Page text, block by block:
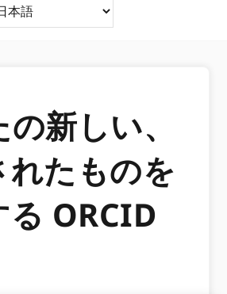
新しい、
れたものを
る ORCID